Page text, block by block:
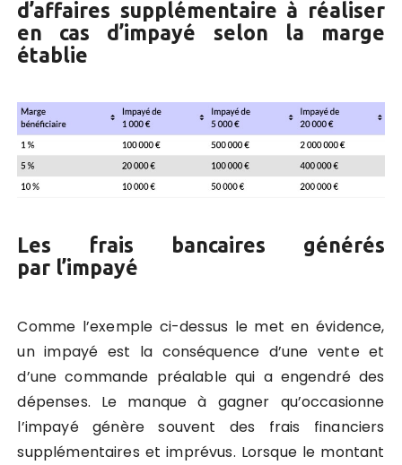
d’affaires supplémentaire à réaliser
en cas d’impayé selon la marge
établie
Les frais bancaires générés
par l’impayé
Comme l’exemple ci-dessus le met en évidence,
un impayé est la conséquence d’une vente et
d’une commande préalable qui a engendré des
dépenses. Le manque à gagner qu’occasionne
l’impayé génère souvent des frais financiers
supplémentaires et imprévus. Lorsque le montant